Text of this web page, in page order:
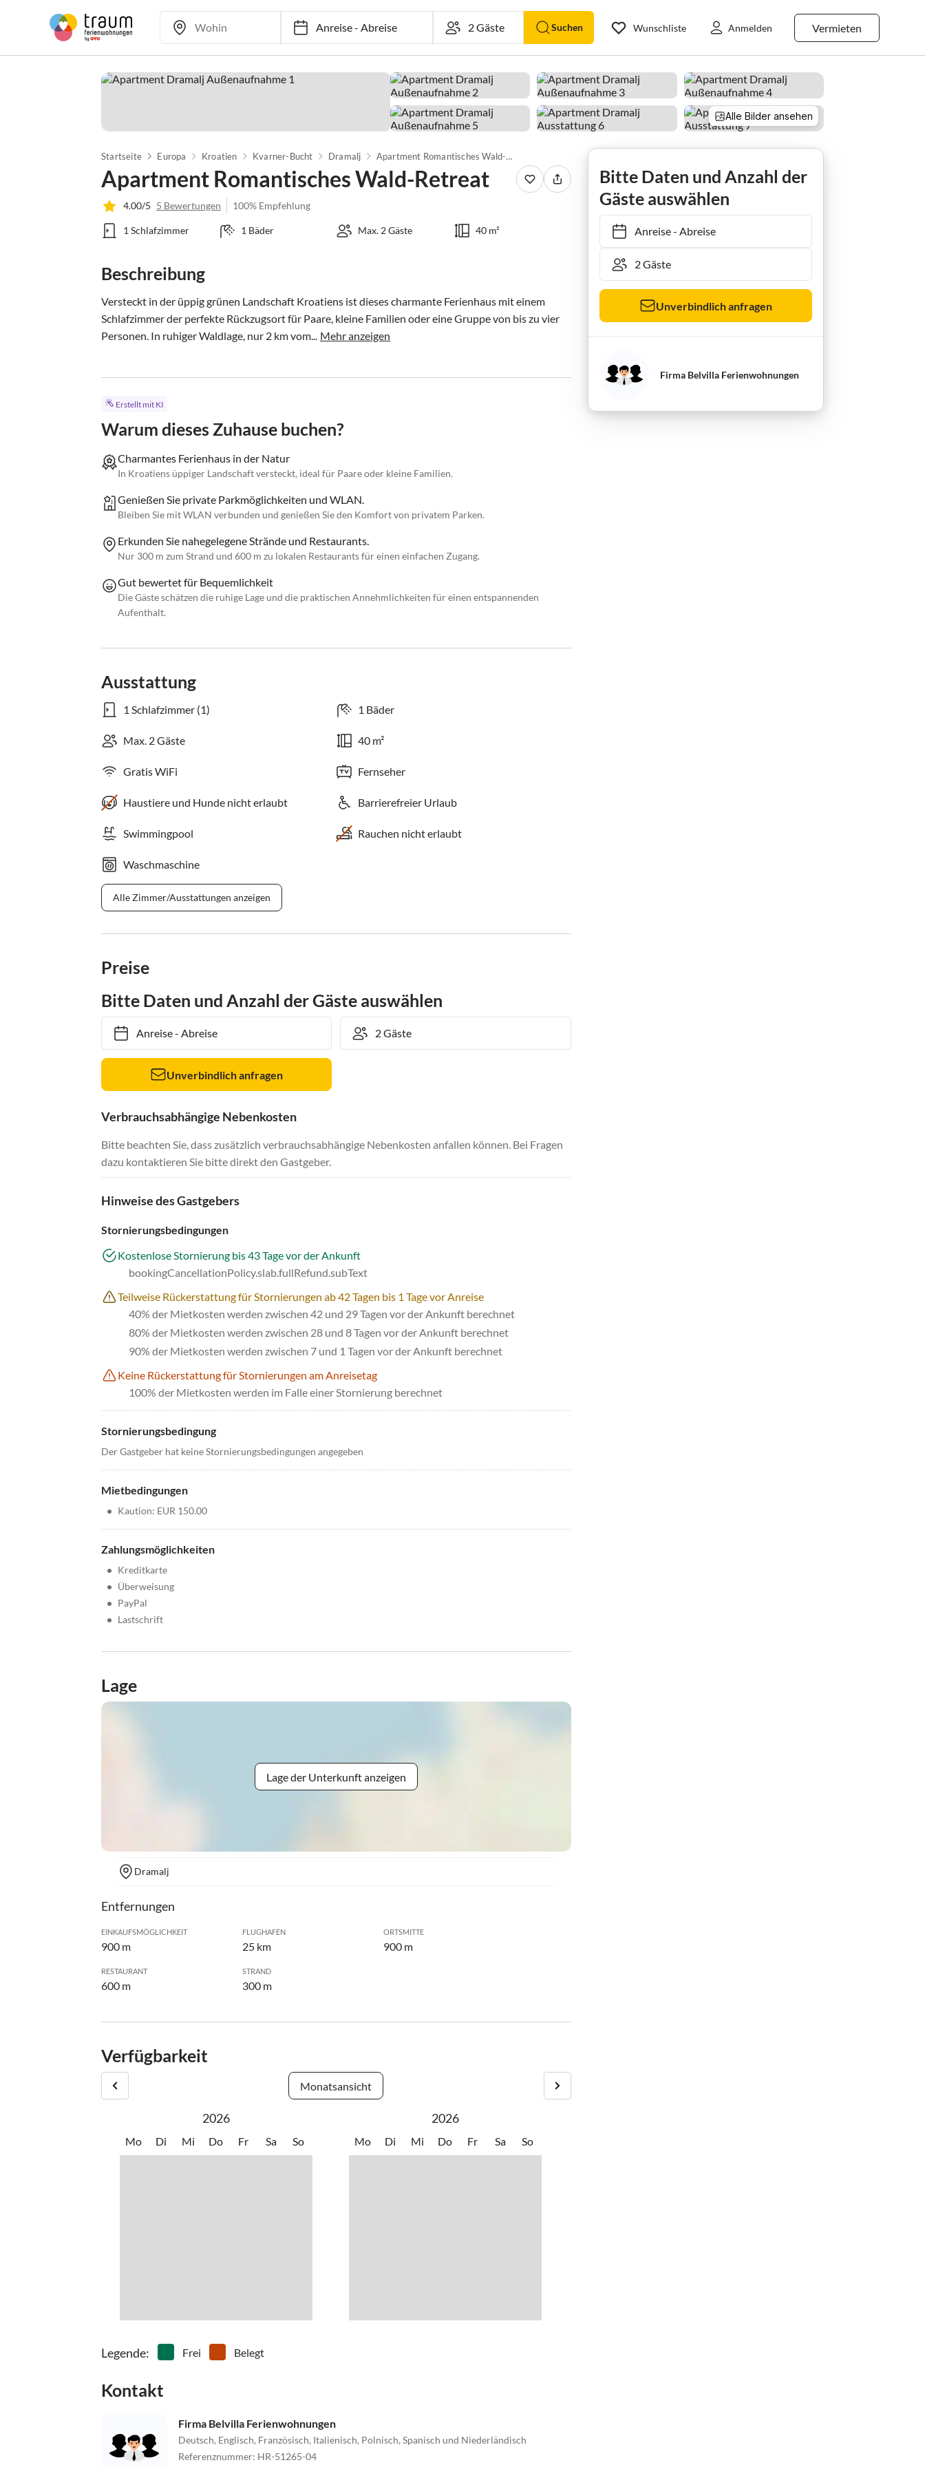
Anreise-Abreise Suchen Vermieten
Wunschliste Anmelden
Alle Bilder ansehen
Startseite Europa Kroatien Kvarner-Bucht Dramalj Apartment Romantisches Wald-Retreat
Apartment Romantisches Wald-Retreat
4.00/5 5 Bewertungen 100% Empfehlung
1 Schlafzimmer 1 Bäder Max. 2 Gäste 40 m²
Beschreibung
Versteckt in der üppig grünen Landschaft Kroatiens ist dieses charmante Ferienhaus mit einem
Schlafzimmer der perfekte Rückzugsort für Paare, kleine Familien oder eine Gruppe von bis zu vier
Personen. In ruhiger Waldlage, nur 2 km vom... Mehr anzeigen
Erstellt mit KI
Warum dieses Zuhause buchen?
Charmantes Ferienhaus in der Natur
In Kroatiens üppiger Landschaft versteckt, ideal für Paare oder kleine Familien.
Genießen Sie private Parkmöglichkeiten und WLAN.
Bleiben Sie mit WLAN verbunden und genießen Sie den Komfort von privatem Parken.
Erkunden Sie nahegelegene Strände und Restaurants.
Nur 300 m zum Strand und 600 m zu lokalen Restaurants für einen einfachen Zugang.
Gut bewertet für Bequemlichkeit
Die Gäste schätzen die ruhige Lage und die praktischen Annehmlichkeiten für einen entspannenden
Aufenthalt.
Ausstattung
1 Schlafzimmer (1) 1 Bäder
Max. 2 Gäste 40 m²
Gratis WiFi Fernseher
Haustiere und Hunde nicht erlaubt Barrierefreier Urlaub
Swimmingpool Rauchen nicht erlaubt
Waschmaschine
Alle Zimmer/Ausstattungen anzeigen
Preise
Bitte Daten und Anzahl der Gäste auswählen
Anreise- Abreise
Unverbindlich anfragen
Verbrauchsabhängige Nebenkosten
Bitte beachten Sie, dass zusätzlich verbrauchsabhängige Nebenkosten anfallen können. Bei Fragen
dazu kontaktieren Sie bitte direkt den Gastgeber.
Hinweise des Gastgebers
Stornierungsbedingungen
Kostenlose Stornierung bis 43 Tage vor der Ankunft
bookingCancellationPolicy.slab.fullRefund.subText
Teilweise Rückerstattung für Stornierungen ab 42 Tagen bis 1 Tage vor Anreise
40% der Mietkosten werden zwischen 42 und 29 Tagen vor der Ankunft berechnet
80% der Mietkosten werden zwischen 28 und 8 Tagen vor der Ankunft berechnet
90% der Mietkosten werden zwischen 7 und 1 Tagen vor der Ankunft berechnet
Keine Rückerstattung für Stornierungen am Anreisetag
100% der Mietkosten werden im Falle einer Stornierung berechnet
Stornierungsbedingung
Der Gastgeber hat keine Stornierungsbedingungen angegeben
Mietbedingungen
• Kaution: EUR 150.00
Zahlungsmöglichkeiten
• Kreditkarte
• Überweisung
• PayPal
• Lastschrift
Lage
Lage der Unterkunft anzeigen
Dramalj
Entfernungen
EINKAUFSMÖGLICHKEIT
900 m
FLUGHAFEN
25 km
ORTSMITTE
900 m
RESTAURANT
600 m
STRAND
300 m
Verfügbarkeit
Monatsansicht
2026
Mo Di Mi Do Fr Sa So
2026
Mo Di Mi Do Fr Sa So
Legende: Frei Belegt
Kontakt
Firma Belvilla Ferienwohnungen
Deutsch, Englisch, Französisch, Italienisch, Polnisch, Spanisch und Niederländisch
Referenznummer: HR-51265-04
Bitte Daten und Anzahl der
Gäste auswählen
Anreise- Abreise
Unverbindlich anfragen
Firma Belvilla Ferienwohnungen